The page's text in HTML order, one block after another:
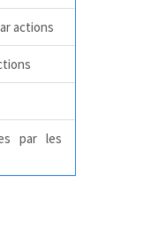
actions
par les